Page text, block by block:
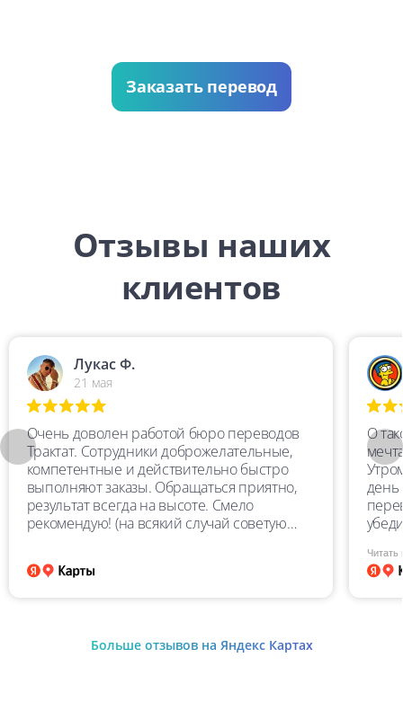
Заказать перевод
Отзывы наших
клиентов
Лукас Ф.
21 мая
Очень доволен работой бюро переводов
Трактат. Сотрудники доброжелательные,
компетентные и действительно быстро
выполняют заказы. Обращаться приятно,
результат всегда на высоте. Смело
рекомендую! (на всякий случай советую
О
день
Читать
Больше отзывов на Яндекс Картах